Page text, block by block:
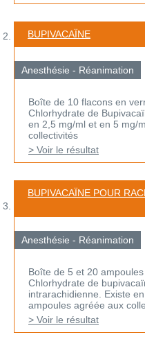
BUPIVACAÏNE
Anesthésie - Réanimation
Boîte de 10 flacons en
Chlorhydrate de
en 2,5 mg/ml et en 5 mg/
collectivités
> Voir le résultat
BUPIVACAÏNE POUR
Anesthésie - Réanimation
Boîte de 5 et 20
Chlorhydrate de
intrarachidienne. Existe
ampoules agréée aux
> Voir le résultat